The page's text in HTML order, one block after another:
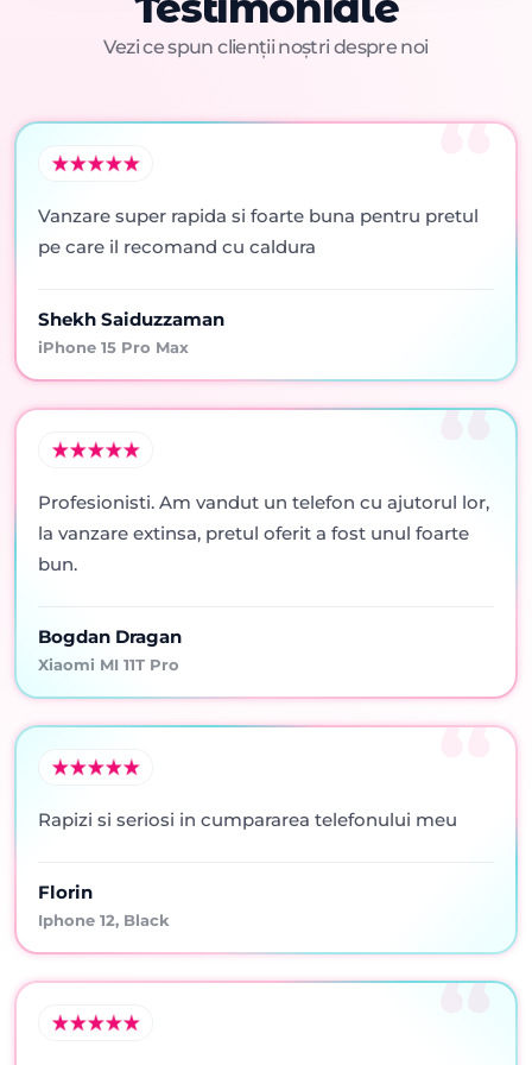
Vezi ce spun clienții noștri despre noi
Vanzare super rapida si foarte buna pentru pretul
pe care il recomand cu caldura
Shekh Saiduzzaman
iPhone 15 Pro Max
Profesionisti. Am vandut un telefon cu ajutorul lor,
la vanzare extinsa, pretul oferit a fost unul foarte
bun.
Bogdan Dragan
Xiaomi MI 11T Pro
Rapizi si seriosi in cumpararea telefonului meu
Florin
Iphone 12, Black